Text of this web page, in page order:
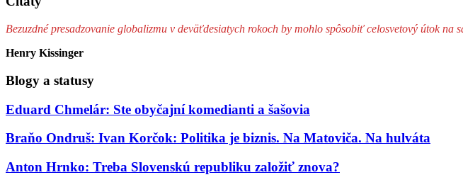
Bezuzdné presadzovanie globalizmu v deväťdesiatych rokoch by mohlo spôsobiť celosvetový útok
Henry Kissinger
Blogy a statusy
Eduard Chmelár: Ste obyčajní komedianti a šašovia
Braňo Ondruš: Ivan Korčok: Politika je biznis. Na Matoviča. Na hulváta
Anton Hrnko: Treba Slovenskú republiku založiť znova?